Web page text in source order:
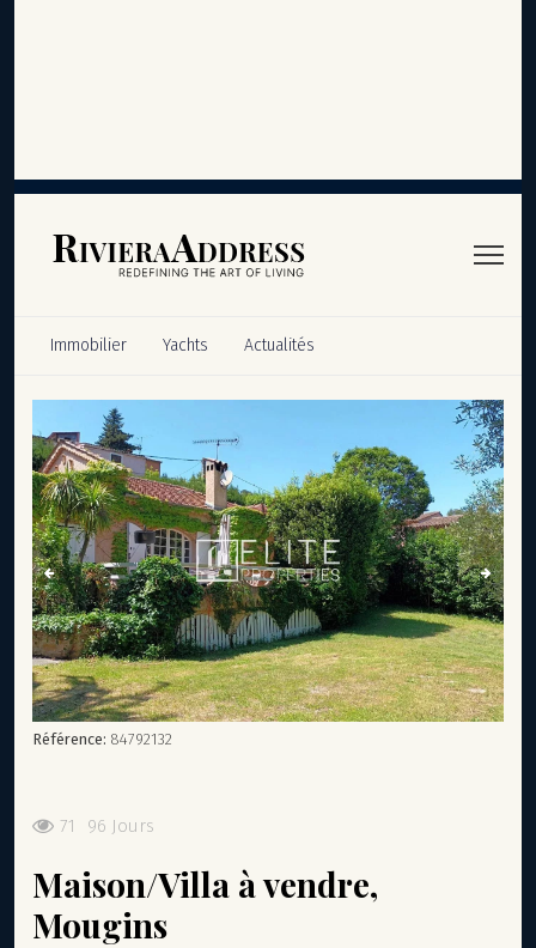
Immobilier Yachts Actualités
Référence: 84792132
71 96 Jours
Maison/Villa à vendre,
Mougins